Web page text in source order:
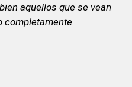
bien aquellos que se vean
completamente